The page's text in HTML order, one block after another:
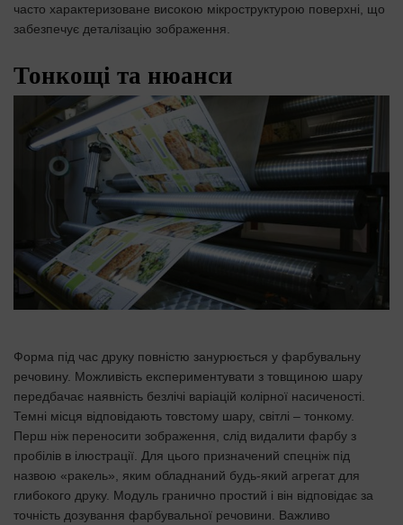
часто характеризоване високою мікроструктурою поверхні, що
забезпечує деталізацію зображення.
Тонкощі та нюанси
Форма під час друку повністю занурюється у фарбувальну
речовину. Можливість експериментувати з товщиною шару
передбачає наявність безлічі варіацій колірної насиченості.
Темні місця відповідають товстому шару, світлі – тонкому.
Перш ніж переносити зображення, слід видалити фарбу з
пробілів в ілюстрації. Для цього призначений спецніж під
назвою «ракель», яким обладнаний будь-який агрегат для
глибокого друку. Модуль гранично простий і він відповідає за
точність дозування фарбувальної речовини. Важливо